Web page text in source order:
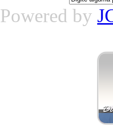
Powered by